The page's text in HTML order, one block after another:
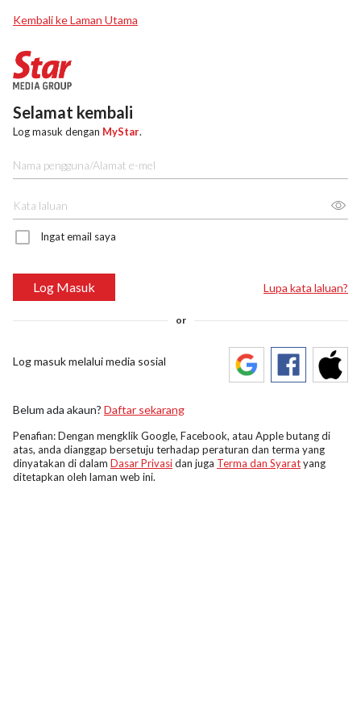
Kembali ke Laman Utama
Selamat kembali
Log masuk dengan MyStar.
Ingat email saya
Log Masuk Lupa kata laluan?
or
Log masuk melalui media sosial
Belum ada akaun? Daftar sekarang
Penafian: Dengan mengklik Google, Facebook, atau Apple butang di
atas, anda dianggap bersetuju terhadap peraturan dan terma yang
dinyatakan di dalam Dasar Privasidan juga Terma dan Syaratyang
ditetapkan oleh laman web ini.